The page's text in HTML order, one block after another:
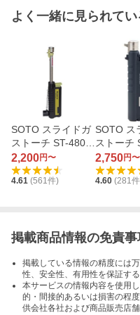
よく一緒に見られて
SOTO スライドガ
ストーチ ST-480C
（ブラック×オリー
ブ）
2,200円〜
4.61 (561件)
SOTO ス
ストーチ
（ブラッ
2,750円〜
4.60 (281
掲載商品情報の免責
掲載している情報の精度には
性、安全性、有用性を保証す
本サービスの情報内容を使用
的・間接的あるいは損害の程
供会社各社および商品販売店